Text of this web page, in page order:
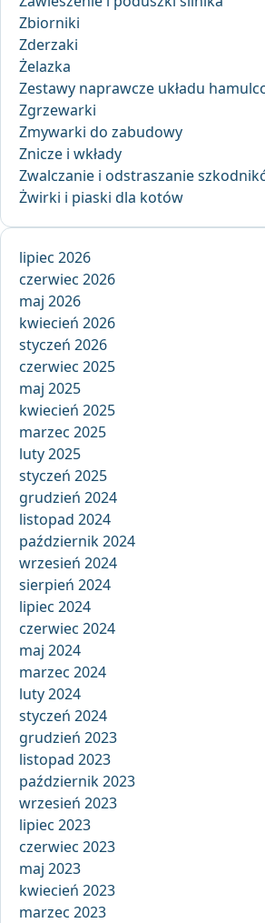
Zbiorniki
Zderzaki
Żelazka
Zestawy naprawcze układu
Zgrzewarki
Zmywarki do zabudowy
Znicze i wkłady
Zwalczanie i odstraszanie
Żwirki i piaski dla kotów
lipiec 2026
czerwiec 2026
maj 2026
kwiecień 2026
styczeń 2026
czerwiec 2025
maj 2025
kwiecień 2025
marzec 2025
luty 2025
styczeń 2025
grudzień 2024
listopad 2024
październik 2024
wrzesień 2024
sierpień 2024
lipiec 2024
czerwiec 2024
maj 2024
marzec 2024
luty 2024
styczeń 2024
grudzień 2023
listopad 2023
październik 2023
wrzesień 2023
lipiec 2023
czerwiec 2023
maj 2023
kwiecień 2023
marzec 2023